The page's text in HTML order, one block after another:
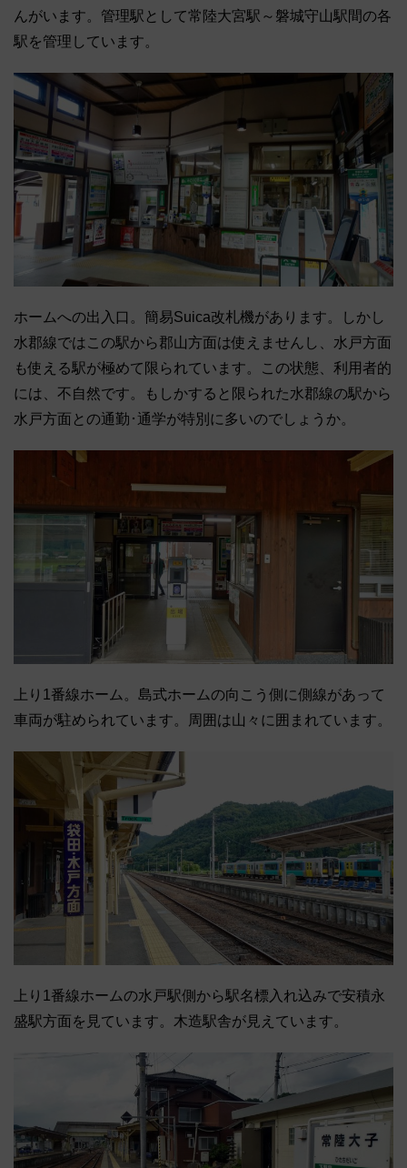
んがいます。管理駅として常陸大宮駅～磐城守山駅間の各
駅を管理しています。
ホームへの出入口。簡易Suica改札機があります。しかし
水郡線ではこの駅から郡山方面は使えませんし、水戸方面
も使える駅が極めて限られています。この状態、利用者的
には、不自然です。もしかすると限られた水郡線の駅から
水戸方面との通勤･通学が特別に多いのでしょうか。
上り1番線ホーム。島式ホームの向こう側に側線があって
車両が駐められています。周囲は山々に囲まれています。
上り1番線ホームの水戸駅側から駅名標入れ込みで安積永
盛駅方面を見ています。木造駅舎が見えています。